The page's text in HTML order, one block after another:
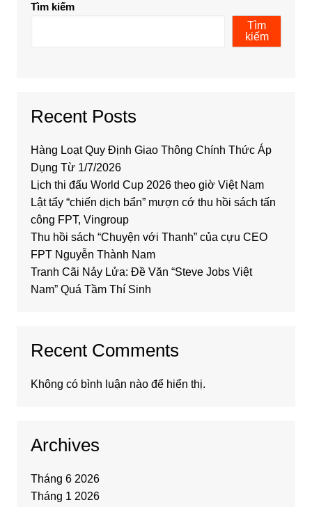
Tìm kiếm
Tìm
kiếm
Recent Posts
Hàng Loạt Quy Định Giao Thông Chính Thức Áp
Dụng Từ 1/7/2026
Lịch thi đấu World Cup 2026 theo giờ Việt Nam
Lật tẩy “chiến dịch bẩn” mượn cớ thu hồi sách tấn
công FPT, Vingroup
Thu hồi sách “Chuyện với Thanh” của cựu CEO
FPT Nguyễn Thành Nam
Tranh Cãi Nảy Lửa: Đề Văn “Steve Jobs Việt
Nam” Quá Tầm Thí Sinh
Recent Comments
Không có bình luận nào để hiển thị.
Archives
Tháng 6 2026
Tháng 1 2026